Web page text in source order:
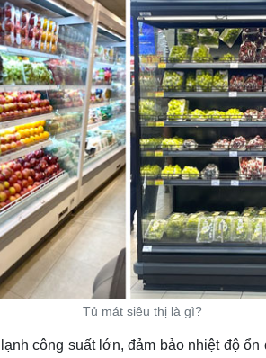
Tủ mát siêu thị là gì?
công suất lớn, đảm bảo nhiệt độ